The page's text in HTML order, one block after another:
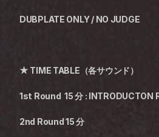
DUBPLATE ONLY / NO JUDGE
★ TIME TABLE（各サウンド）
1st Round  15 分 : INTRODUCTON
2nd Round 15 分